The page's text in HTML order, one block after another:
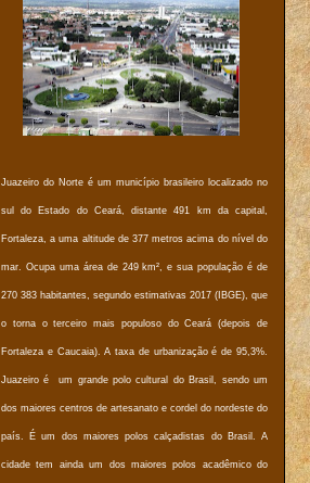
Juazeiro do Norte é um município brasileiro localizado no
sul do Estado do Ceará, distante 491 km da capital,
Fortaleza, a uma altitude de 377 metros acima do nível do
mar. Ocupa uma área de 249 km², e sua população é de
270 383 habitantes, segundo estimativas 2017 (IBGE), que
o torna o terceiro mais populoso do Ceará (depois de
Fortaleza e Caucaia). A taxa de urbanização é de 95,3%.
Juazeiro é um grande polo cultural do Brasil, sendo um
dos maiores centros de artesanato e cordel do nordeste do
país. É um dos maiores polos calçadistas do Brasil. A
cidade tem ainda um dos maiores polos acadêmico do